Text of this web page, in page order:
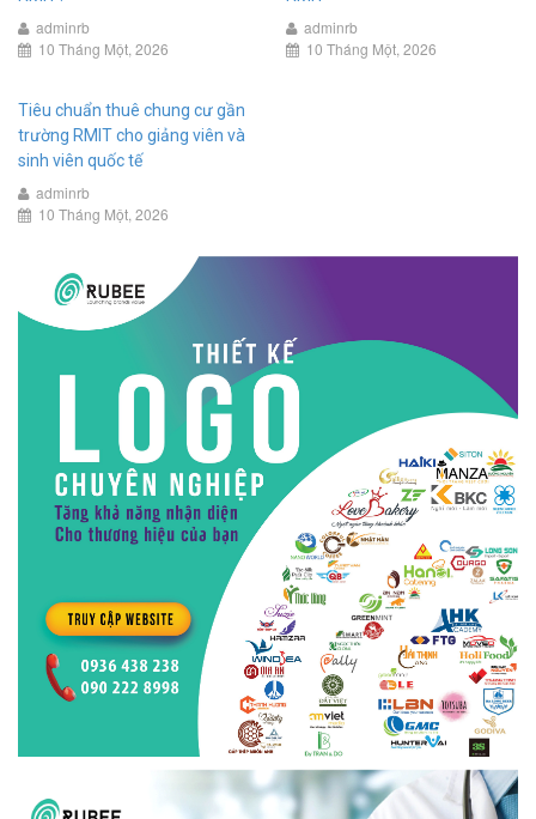
adminrb
10 Tháng Một, 2026
adminrb
10 Tháng Một, 2026
Tiêu chuẩn thuê chung cư gần
trường RMIT cho giảng viên và
sinh viên quốc tế
adminrb
10 Tháng Một, 2026